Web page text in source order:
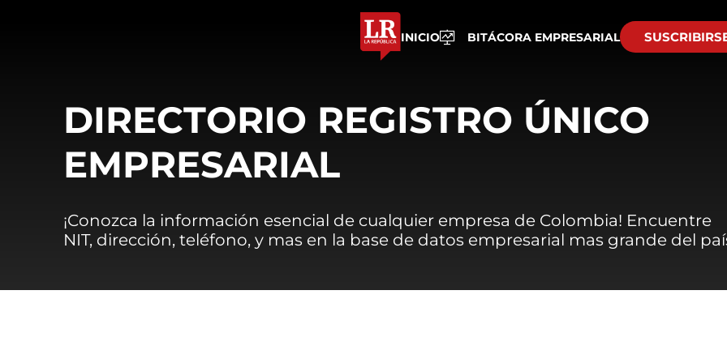
INICIO BITÁCORA EMPRESARIAL
DIRECTORIO REGISTRO ÚNICO
EMPRESARIAL
¡Conozca la información esencial de cualquier empresa de Colombia! Encuentre
NIT, dirección, teléfono, y mas en la base de datos empresarial mas grande del